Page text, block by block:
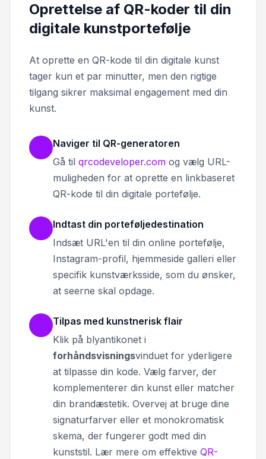
Oprettelse af QR-koder til din
digitale kunstportefølje
At oprette en QR-kode til din digitale kunst
tager kun et par minutter, men den rigtige
tilgang sikrer maksimal engagement med din
kunst.
Naviger til QR-generatoren
Gå til qrcodeveloper.com og vælg URL-
muligheden for at oprette en linkbaseret
QR-kode til din digitale portefølje.
Indtast din porteføljedestination
Indsæt URL'en til din online portefølje,
Instagram-profil, hjemmeside galleri eller
specifik kunstværksside, som du ønsker,
at seerne skal opdage.
Tilpas med kunstnerisk flair
Klik på blyantikonet i
forhåndsvisningsvinduet for yderligere
at tilpasse din kode. Vælg farver, der
komplementerer din kunst eller matcher
din brandæstetik. Overvej at bruge dine
signaturfarver eller et monokromatisk
skema, der fungerer godt med din
kunststil. Lær mere om effektive QR-